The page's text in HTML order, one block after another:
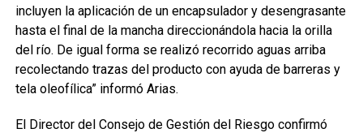
incluyen la aplicación de un encapsulador y desengrasante
hasta el final de la mancha direccionándola hacia la orilla
del río. De igual forma se realizó recorrido aguas arriba
recolectando trazas del producto con ayuda de barreras y
tela oleofílica” informó Arias.
El Director del Consejo de Gestión del Riesgo confirmó